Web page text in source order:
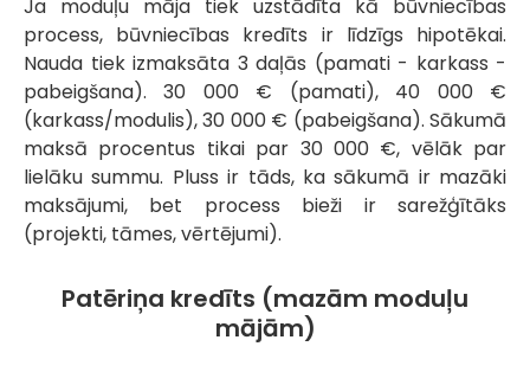
Ja moduļu māja tiek uzstādīta kā būvniecības
process, būvniecības kredīts ir līdzīgs hipotēkai.
Nauda tiek izmaksāta 3 daļās (pamati - karkass -
pabeigšana). 30 000 € (pamati), 40 000 €
(karkass/modulis), 30 000 € (pabeigšana). Sākumā
maksā procentus tikai par 30 000 €, vēlāk par
lielāku summu. Pluss ir tāds, ka sākumā ir mazāki
maksājumi, bet process bieži ir sarežģītāks
(projekti, tāmes, vērtējumi).
Patēriņa kredīts (mazām moduļu
mājām)